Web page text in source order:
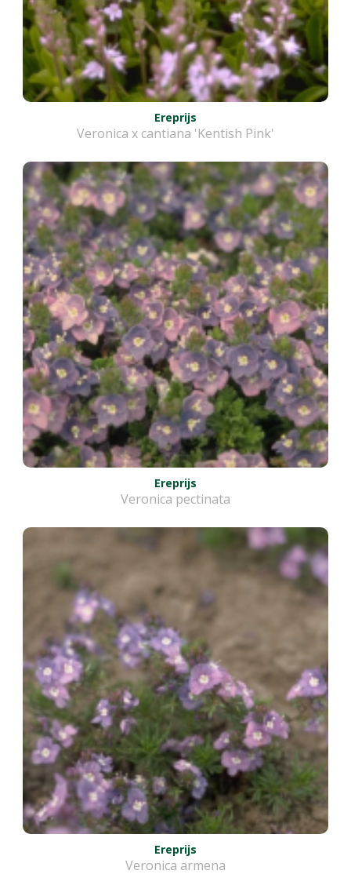
Ereprijs
Veronica x cantiana 'Kentish Pink'
Ereprijs
Veronica pectinata
Ereprijs
Veronica armena